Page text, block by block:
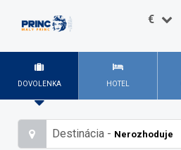
€
DOVOLENKA HOTEL
Destinácia - Nerozhoduje